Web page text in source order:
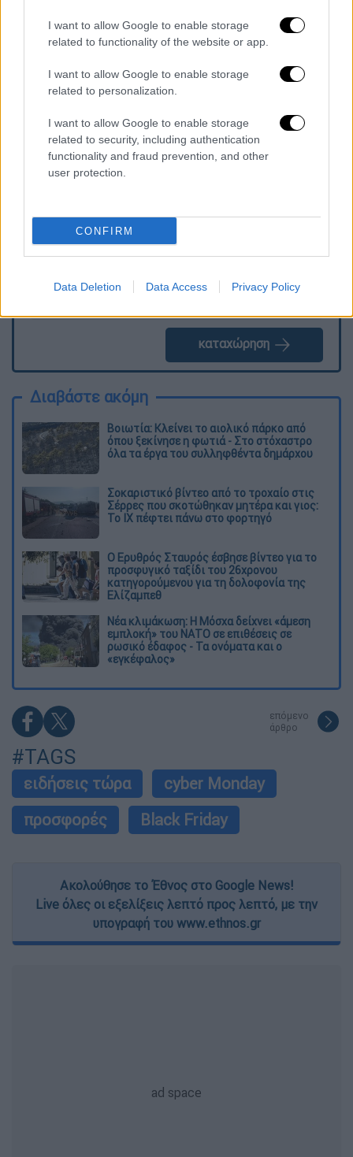
I want to allow Google to enable storage
related to functionality of the website or app.
I want to allow Google to enable storage
related to personalization.
I want to allow Google to enable storage
related to security, including authentication
functionality and fraud prevention, and other
user protection.
CONFIRM
Data Deletion Data Access Privacy Policy
να είναι ιδιαίτερα προσεκτικό στις αγορές
τους, καθώς δεν είναι λίγοι αυτοί που
προσπαθούννα εκμεταλλευτούν τις ημέρες
των εκπτώσεων.
Τα σχολιά σας δημοσιεύονται άμεσα με δική σας ευθύνη. Το
ΕΘΝΟΣ θα παρεμβαίνει και τα προσβλητικά σχόλια θα
διαγράφονται
καταχώρηση
Διαβάστε ακόμη
Βοιωτία: Κλείνει το αιολικό πάρκο από
όπου ξεκίνησε η φωτιά - Στο στόχαστρο
όλα τα έργα του συλληφθέντα δημάρχου
Σοκαριστικό βίντεο από το τροχαίο στις
Σέρρες που σκοτώθηκαν μητέρα και γιος:
Το ΙΧ πέφτει πάνω στο φορτηγό
Ο Ερυθρός Σταυρός έσβησε βίντεο για το
προσφυγικό ταξίδι του 26χρονου
κατηγορούμενου για τη δολοφονία της
Ελίζαμπεθ
Νέα κλιμάκωση: Η Μόσχα δείχνει «άμεση
εμπλοκή» του ΝΑΤΟ σε επιθέσεις σε
ρωσικό έδαφος - Τα ονόματα και ο
«εγκέφαλος»
επόμενο
άρθρο
#TAGS
ειδήσεις τώρα
cyber Monday
προσφορές
Black Friday
Ακολούθησε το Έθνος στο Google News!
Live όλες οι εξελίξεις λεπτό προς λεπτό, με την
υπογραφή του www.ethnos.gr